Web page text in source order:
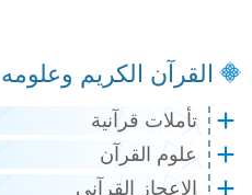
القرآن الكريم وعلومه
تأملات قرآنية
علوم القرآن
الإعجاز القرآني